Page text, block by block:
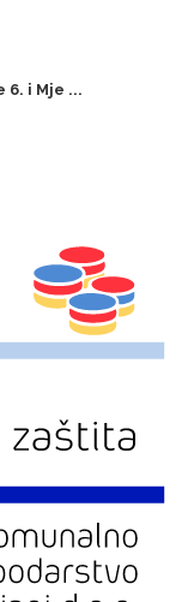
6. i Mje ...